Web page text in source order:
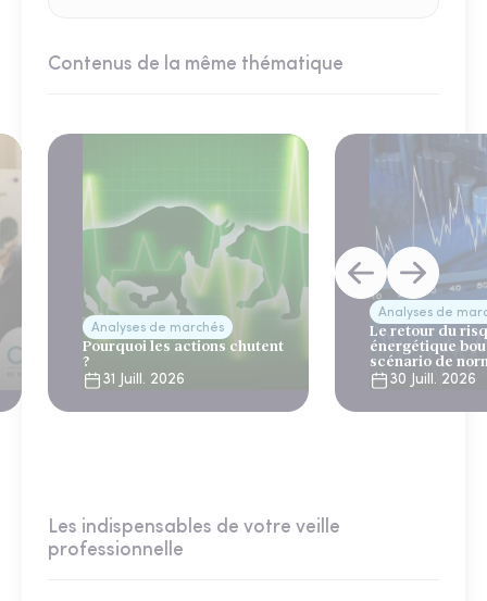
Contenus de la même thématique
Analyses de marchés
Pourquoi les actions chutent
?
31 Juill. 2026
Analyses de
Le retour du
énergétique
scénario de
30 Juill. 2026
Les indispensables de votre veille
professionnelle